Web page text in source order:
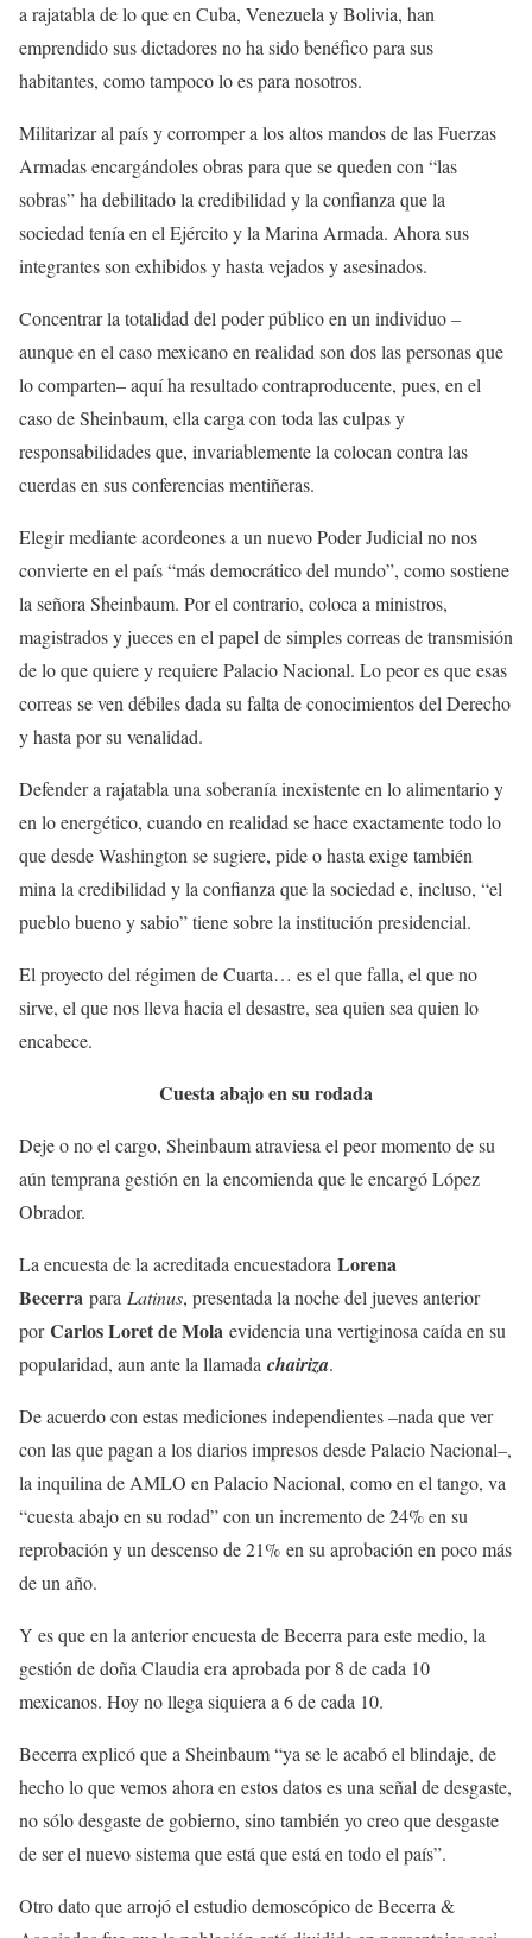
a rajatabla de lo que en Cuba, Venezuela y Bolivia, han
emprendido sus dictadores no ha sido benéfico para sus
habitantes, como tampoco lo es para nosotros.
Militarizar al país y corromper a los altos mandos de las Fuerzas
Armadas encargándoles obras para que se queden con “las
sobras” ha debilitado la credibilidad y la confianza que la
sociedad tenía en el Ejército y la Marina Armada. Ahora sus
integrantes son exhibidos y hasta vejados y asesinados.
Concentrar la totalidad del poder público en un individuo –
aunque en el caso mexicano en realidad son dos las personas que
lo comparten– aquí ha resultado contraproducente, pues, en el
caso de Sheinbaum, ella carga con toda las culpas y
responsabilidades que, invariablemente la colocan contra las
cuerdas en sus conferencias mentiñeras.
Elegir mediante acordeones a un nuevo Poder Judicial no nos
convierte en el país “más democrático del mundo”, como sostiene
la señora Sheinbaum. Por el contrario, coloca a ministros,
magistrados y jueces en el papel de simples correas de transmisión
de lo que quiere y requiere Palacio Nacional. Lo peor es que esas
correas se ven débiles dada su falta de conocimientos del Derecho
y hasta por su venalidad.
Defender a rajatabla una soberanía inexistente en lo alimentario y
en lo energético, cuando en realidad se hace exactamente todo lo
que desde Washington se sugiere, pide o hasta exige también
mina la credibilidad y la confianza que la sociedad e, incluso, “el
pueblo bueno y sabio” tiene sobre la institución presidencial.
El proyecto del régimen de Cuarta… es el que falla, el que no
sirve, el que nos lleva hacia el desastre, sea quien sea quien lo
encabece.
Cuesta abajo en su rodada
Deje o no el cargo, Sheinbaum atraviesa el peor momento de su
aún temprana gestión en la encomienda que le encargó López
Obrador.
La encuesta de la acreditada encuestadora Lorena
Becerra para Latinus, presentada la noche del jueves anterior
porCarlos Loret de Mola evidencia una vertiginosa caída en su
popularidad, aun ante la llamada chairiza.
De acuerdo con estas mediciones independientes –nada que ver
con las que pagan a los diarios impresos desde Palacio Nacional–,
la inquilina de AMLO en Palacio Nacional, como en el tango, va
“cuesta abajo en su rodad” con un incremento de 24% en su
reprobación y un descenso de 21% en su aprobación en poco más
de un año.
Y es que en la anterior encuesta de Becerra para este medio, la
gestión de doña Claudia era aprobada por 8 de cada 10
mexicanos. Hoy no llega siquiera a 6 de cada 10.
Becerra explicó que a Sheinbaum “ya se le acabó el blindaje, de
hecho lo que vemos ahora en estos datos es una señal de desgaste,
no sólo desgaste de gobierno, sino también yo creo que desgaste
de ser el nuevo sistema que está que está en todo el país”.
Otro dato que arrojó el estudio demoscópico de Becerra &